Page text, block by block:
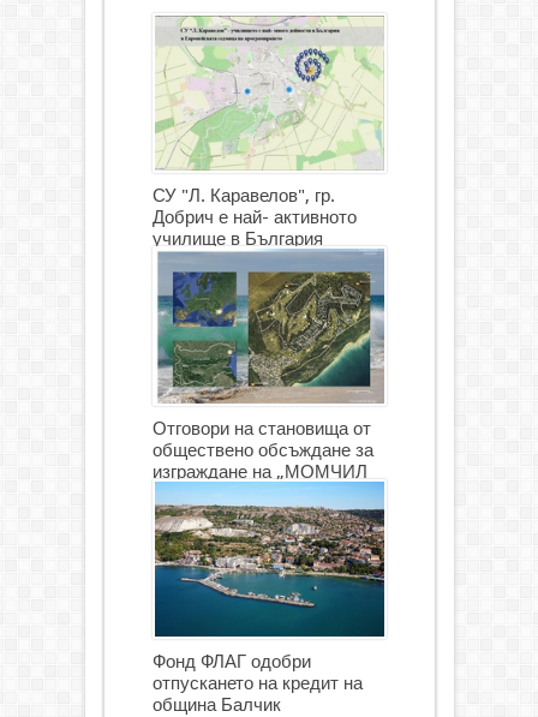
СУ "Л. Каравелов", гр.
Добрич е най- активното
училище в България
Отговори на становища от
обществено обсъждане за
изграждане на „МОМЧИЛ
ГОЛФ И ГОЛФ ИГРИЩЕ”
Фонд ФЛАГ одобри
отпускането на кредит на
община Балчик